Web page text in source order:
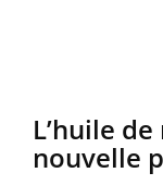
L’huile
nouvelle